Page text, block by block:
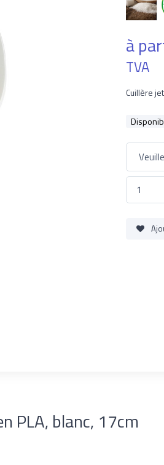
à
TVA
Cuillère
PLA, blanc, 17cm